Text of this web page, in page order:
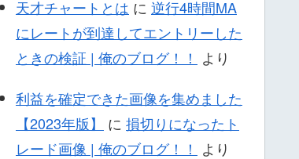
天才チャートとは に 逆行4時間MA
にレートが到達してエントリーした
ときの検証 | 俺のブログ！！ より
利益を確定できた画像を集めました
【2023年版】
に 損切りになったト
レード画像 | 俺のブログ！！ より